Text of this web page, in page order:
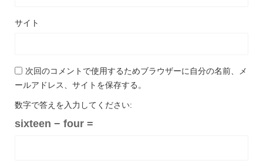
サイト
次回のコメントで使用するためブラウザーに自分の名前、メ
ールアドレス、サイトを保存する。
数字で答えを入力してください:
sixteen − four =